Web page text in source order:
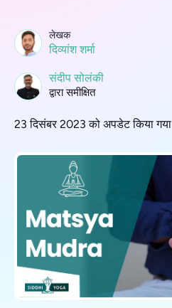
लेखक
दिव्यांश शर्मा
संदीप सोलंकी
द्वारा समीक्षित
23 दिसंबर 2023 को अपडेट किया गया